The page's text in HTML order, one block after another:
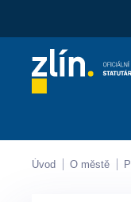
Kontakty
Úvod O městě